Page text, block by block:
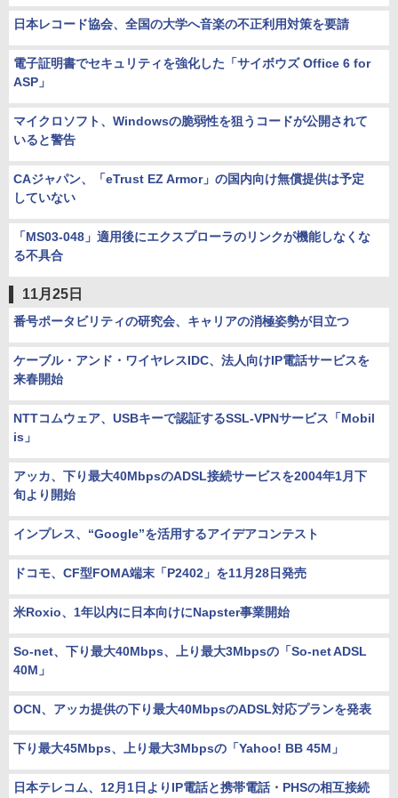
日本レコード協会、全国の大学へ音楽の不正利用対策を要請
電子証明書でセキュリティを強化した「サイボウズ Office 6 for
ASP」
マイクロソフト、Windowsの脆弱性を狙うコードが公開されて
いると警告
CAジャパン、「eTrust EZ Armor」の国内向け無償提供は予定
していない
「MS03-048」適用後にエクスプローラのリンクが機能しなくな
る不具合
11月25日
番号ポータビリティの研究会、キャリアの消極姿勢が目立つ
ケーブル・アンド・ワイヤレスIDC、法人向けIP電話サービスを
来春開始
NTTコムウェア、USBキーで認証するSSL-VPNサービス「Mobil
is」
アッカ、下り最大40MbpsのADSL接続サービスを2004年1月下
旬より開始
インプレス、“Google”を活用するアイデアコンテスト
ドコモ、CF型FOMA端末「P2402」を11月28日発売
米Roxio、1年以内に日本向けにNapster事業開始
So-net、下り最大40Mbps、上り最大3Mbpsの「So-net ADSL
40M」
OCN、アッカ提供の下り最大40MbpsのADSL対応プランを発表
下り最大45Mbps、上り最大3Mbpsの「Yahoo! BB 45M」
日本テレコム、12月1日よりIP電話と携帯電話・PHSの相互接続